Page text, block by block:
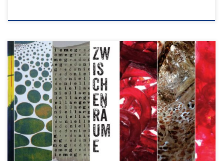
26. 11. – 20.12. 2015